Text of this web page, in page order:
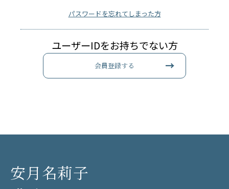
パスワードを忘れてしまった方
ユーザーIDをお持ちでない方
会員登録する
安月名莉子